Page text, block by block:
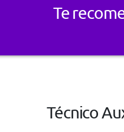
Te
Técnico